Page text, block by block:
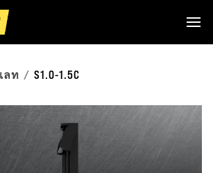
ลท S1.0-1.5C